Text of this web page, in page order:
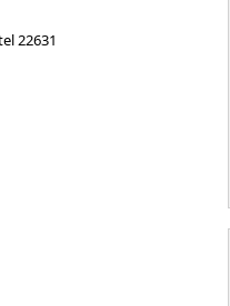
22631